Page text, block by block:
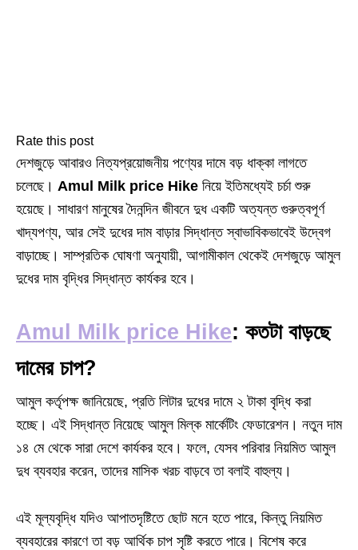
Rate this post
দেশজুড়ে আবারও নিত্যপ্রয়োজনীয় পণ্যের দামে বড় ধাক্কা লাগতে
চলেছে। Amul Milk price Hike নিয়ে ইতিমধ্যেই চর্চা শুরু
হয়েছে। সাধারণ মানুষের দৈনন্দিন জীবনে দুধ একটি অত্যন্ত গুরুত্বপূর্ণ
খাদ্যপণ্য, আর সেই দুধের দাম বাড়ার সিদ্ধান্ত স্বাভাবিকভাবেই উদ্বেগ
বাড়াচ্ছে। সাম্প্রতিক ঘোষণা অনুযায়ী, আগামীকাল থেকেই দেশজুড়ে আমুল
দুধের দাম বৃদ্ধির সিদ্ধান্ত কার্যকর হবে।
Amul Milk price Hike: কতটা বাড়ছে
দামের চাপ?
আমুল কর্তৃপক্ষ জানিয়েছে, প্রতি লিটার দুধের দামে ২ টাকা বৃদ্ধি করা
হচ্ছে। এই সিদ্ধান্ত নিয়েছে আমুল মিল্ক মার্কেটিং ফেডারেশন। নতুন দাম
১৪ মে থেকে সারা দেশে কার্যকর হবে। ফলে, যেসব পরিবার নিয়মিত আমুল
দুধ ব্যবহার করেন, তাদের মাসিক খরচ বাড়বে তা বলাই বাহুল্য।
এই মূল্যবৃদ্ধি যদিও আপাতদৃষ্টিতে ছোট মনে হতে পারে, কিন্তু নিয়মিত
ব্যবহারের কারণে তা বড় আর্থিক চাপ সৃষ্টি করতে পারে। বিশেষ করে